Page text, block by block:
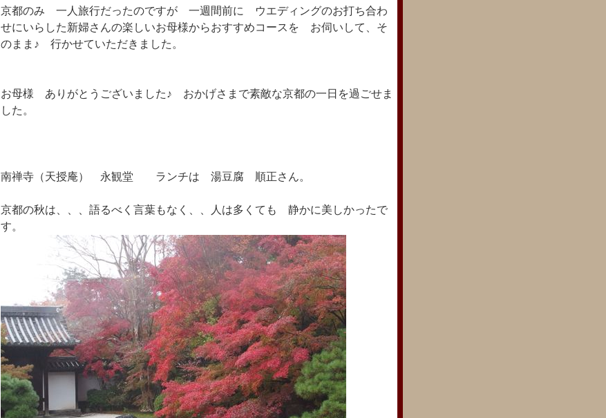
京都のみ 一人旅行だったのですが 一週間前に ウエディングのお打ち合わ
せにいらした新婦さんの楽しいお母様からおすすめコースを お伺いして、そ
のまま♪ 行かせていただきました。
お母様 ありがとうございました♪ おかげさまで素敵な京都の一日を過ごせま
した。
南禅寺（天授庵） 永観堂 ランチは 湯豆腐 順正さん。
京都の秋は、、、語るべく言葉もなく、、人は多くても 静かに美しかったで
す。